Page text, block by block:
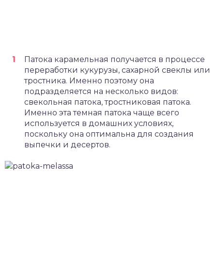
Патока карамельная получается в процессе
переработки кукурузы, сахарной свеклы или
тростника. Именно поэтому она
подразделяется на несколько видов:
свекольная патока, тростниковая патока.
Именно эта темная патока чаще всего
используется в домашних условиях,
поскольку она оптимальна для создания
выпечки и десертов.